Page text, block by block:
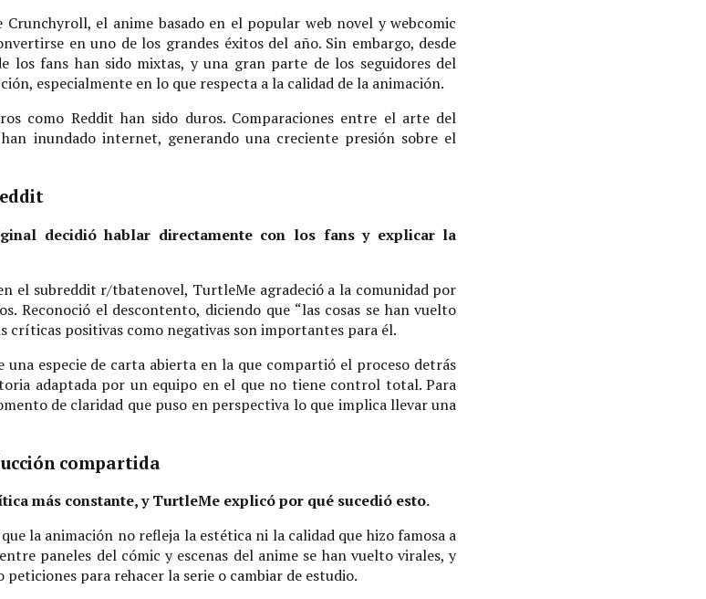
el anime basado en el popular web novel y webcomic
en uno de los grandes éxitos del año. Sin embargo, desde
los fans han sido mixtas, y una gran parte de los seguidores del
especialmente en lo que respecta a la calidad de la animación.
como Reddit han sido duros. Comparaciones entre el arte del
inundado internet, generando una creciente presión sobre el
decidió hablar directamente con los fans y explicar la
el subreddit r/tbatenovel, TurtleMe agradeció a la comunidad por
Reconoció el descontento, diciendo que “las cosas se han vuelto
críticas positivas como negativas son importantes para él.
una especie de carta abierta en la que compartió el proceso detrás
adaptada por un equipo en el que no tiene control total. Para
de claridad que puso en perspectiva lo que implica llevar una
compartida
más constante, y TurtleMe explicó por qué sucedió esto.
la animación no refleja la estética ni la calidad que hizo famosa a
paneles del cómic y escenas del anime se han vuelto virales, y
para rehacer la serie o cambiar de estudio.